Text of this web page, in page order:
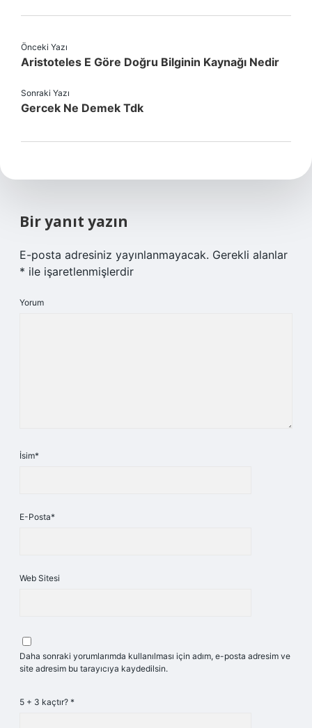
Önceki Yazı
Aristoteles E Göre Doğru Bilginin Kaynağı Nedir
Sonraki Yazı
Gercek Ne Demek Tdk
Bir yanıt yazın
E-posta adresiniz yayınlanmayacak. Gerekli alanlar
* ile işaretlenmişlerdir
Yorum
İsim*
E-Posta*
Web Sitesi
Daha sonraki yorumlarımda kullanılması için adım, e-posta adresim ve
site adresim bu tarayıcıya kaydedilsin.
5 + 3 kaçtır? *